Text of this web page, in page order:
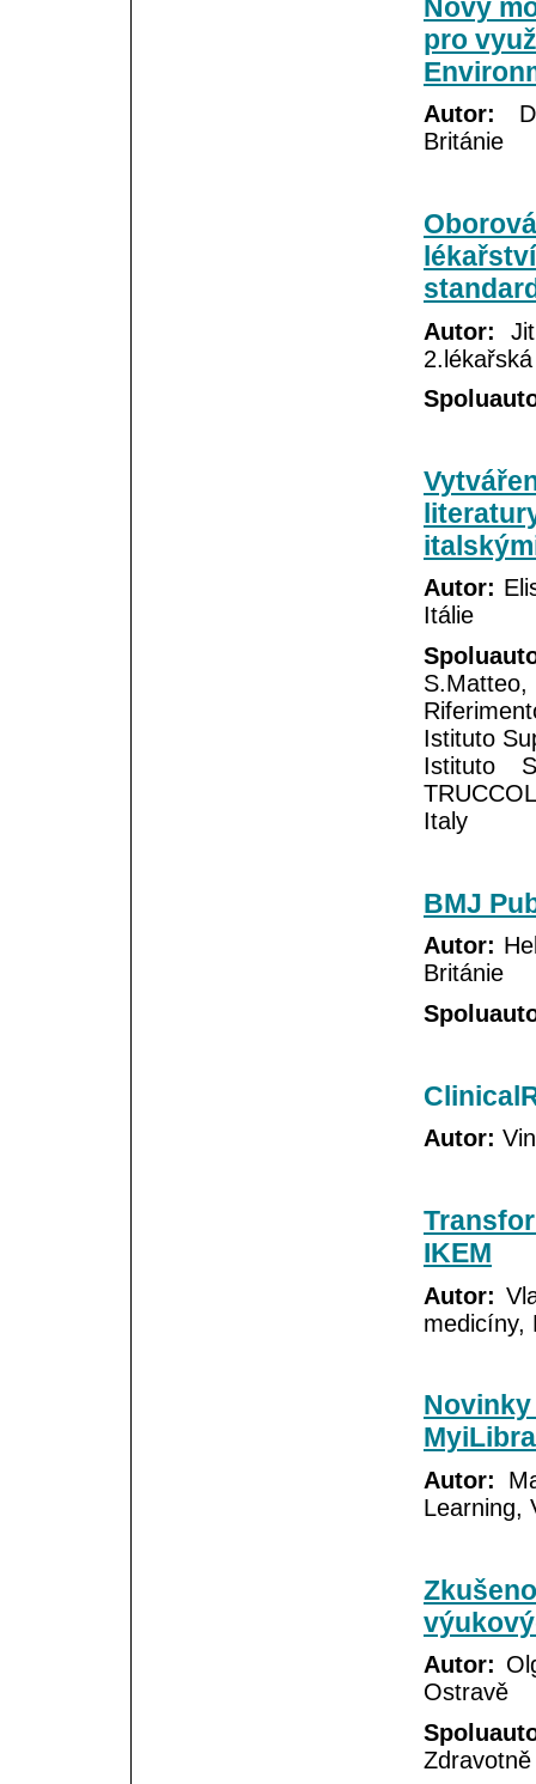
Nový
pro
Autor:
Británie
Autor:
Autor:
Itálie
Istituto
Istituto
Italy
BMJ
Autor:
Británie
Autor:
IKEM
Autor:
medicíny,
Autor:
Learning,
Autor:
Ostravě